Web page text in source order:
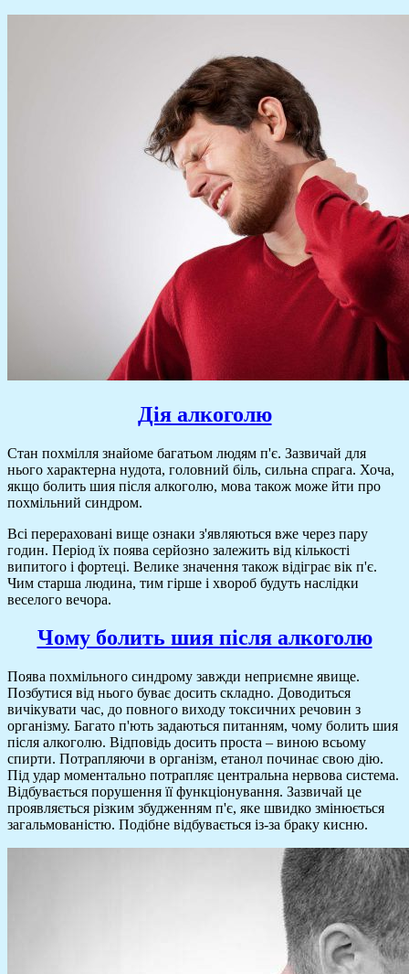
Дія алкоголю
Стан похмілля знайоме багатьом людям п'є. Зазвичай для
нього характерна нудота, головний біль, сильна спрага. Хоча,
якщо болить шия після алкоголю, мова також може йти про
похмільний синдром.
Всі перераховані вище ознаки з'являються вже через пару
годин. Період їх поява серйозно залежить від кількості
випитого і фортеці. Велике значення також відіграє вік п'є.
Чим старша людина, тим гірше і хвороб будуть наслідки
веселого вечора.
Чому болить шия після алкоголю
Поява похмільного синдрому завжди неприємне явище.
Позбутися від нього буває досить складно. Доводиться
вичікувати час, до повного виходу токсичних речовин з
організму. Багато п'ють задаються питанням, чому болить шия
після алкоголю. Відповідь досить проста – виною всьому
спирти. Потрапляючи в організм, етанол починає свою дію.
Під удар моментально потрапляє центральна нервова система.
Відбувається порушення її функціонування. Зазвичай це
проявляється різким збудженням п'є, яке швидко змінюється
загальмованістю. Подібне відбувається із-за браку кисню.